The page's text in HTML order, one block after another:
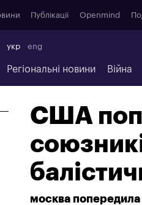
Публікації Openmind
укр eng
Регіональні новини Війна
США
москва